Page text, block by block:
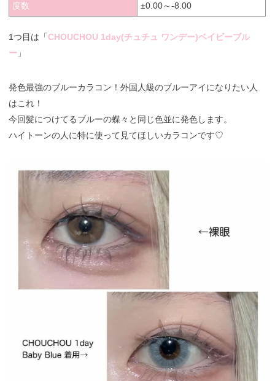
度数 ±0.00～-8.00
1つ目は「CHOUCHOU 1day(チュチュ ワンデー)ベイビーブル
ー 」
発色最強のブルーカラコン！外国人級のブルーアイになりたい人
はこれ！
今回髪につけてるブルーの蝶々と同じ色並に発色します。
ハイトーンの人に特に使って見てほしいカラコンです️♡